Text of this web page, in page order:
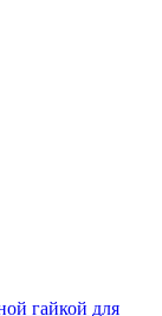
гайкой для